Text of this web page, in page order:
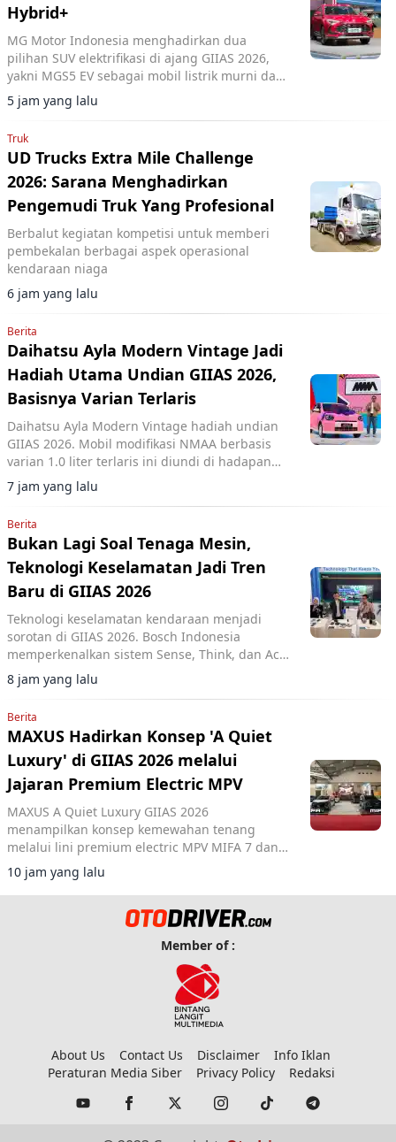
Hybrid+
MG Motor Indonesia menghadirkan dua
pilihan SUV elektrifikasi di ajang GIIAS 2026,
yakni MGS5 EV sebagai mobil listrik murni dan
MG ZS Hybrid+ yang mengusung teknologi full
hybrid.
5 jam yang lalu
Truk
UD Trucks Extra Mile Challenge
2026: Sarana Menghadirkan
Pengemudi Truk Yang Profesional
Berbalut kegiatan kompetisi untuk memberi
pembekalan berbagai aspek operasional
kendaraan niaga
6 jam yang lalu
Berita
Daihatsu Ayla Modern Vintage Jadi
Hadiah Utama Undian GIIAS 2026,
Basisnya Varian Terlaris
Daihatsu Ayla Modern Vintage hadiah undian
GIIAS 2026. Mobil modifikasi NMAA berbasis
varian 1.0 liter terlaris ini diundi di hadapan
pengunjung dan dimenangkan konsumen dari
Lampung.
7 jam yang lalu
Berita
Bukan Lagi Soal Tenaga Mesin,
Teknologi Keselamatan Jadi Tren
Baru di GIIAS 2026
Teknologi keselamatan kendaraan menjadi
sorotan di GIIAS 2026. Bosch Indonesia
memperkenalkan sistem Sense, Think, dan Act
yang membantu pengemudi.
8 jam yang lalu
Berita
MAXUS Hadirkan Konsep 'A Quiet
Luxury' di GIIAS 2026 melalui
Jajaran Premium Electric MPV
MAXUS A Quiet Luxury GIIAS 2026
menampilkan konsep kemewahan tenang
melalui lini premium electric MPV MIFA 7 dan
MIFA 9 di ICE BSD City.
10 jam yang lalu
Member of :
About Us Contact Us Disclaimer
Info Iklan
Peraturan Media Siber
Privacy Policy Redaksi